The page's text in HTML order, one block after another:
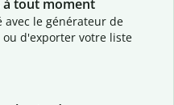
à tout moment
avec le générateur de
d'exporter votre liste